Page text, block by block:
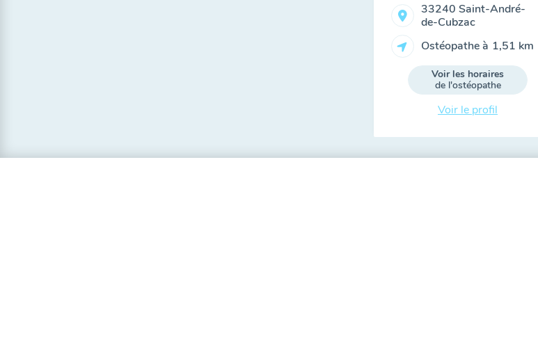
33240 Saint-André-
de-Cubzac
Ostéopathe à 1,51 km
Voir les horaires
de l'ostéopathe
Voir le profil